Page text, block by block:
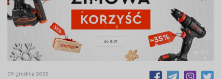
09 grudnia 2025